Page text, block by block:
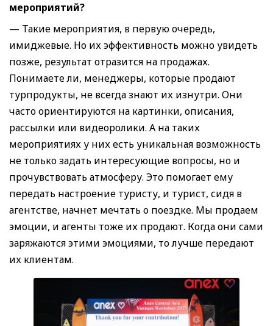
мероприятий?
— Такие мероприятия, в первую очередь,
имиджевые. Но их эффективность можно увидеть
позже, результат отразится на продажах.
Понимаете ли, менеджеры, которые продают
турпродукты, не всегда знают их изнутри. Они
часто ориентируются на картинки, описания,
рассылки или видеоролики. А на таких
мероприятиях у них есть уникальная возможность
не только задать интересующие вопросы, но и
прочувствовать атмосферу. Это помогает ему
передать настроение туристу, и турист, сидя в
агентстве, начнет мечтать о поездке. Мы продаем
эмоции, и агенты тоже их продают. Когда они сами
заряжаются этими эмоциями, то лучше передают
их клиентам.